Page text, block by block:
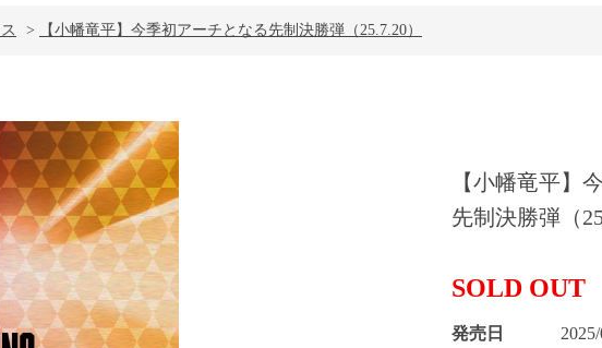
> 【小幡竜平】今季初アーチとなる先制決勝弾（25.7.20）
【小幡竜平】
先制決勝弾（
SOLD OUT
発売日